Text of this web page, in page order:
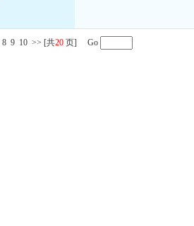
8 9 10 >> [共20 页] Go